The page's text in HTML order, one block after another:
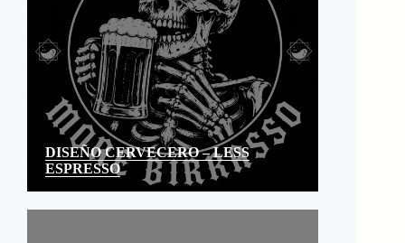
DISEÑO CERVECERO – LESS
ESPRESSO